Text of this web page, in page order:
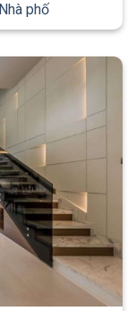
Nhà phố